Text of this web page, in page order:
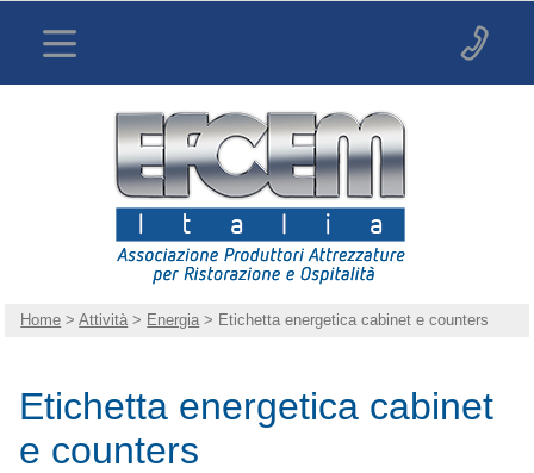
Home >Attività > Energia > Etichetta energetica cabinet e counters
Etichetta energetica cabinet
e counters